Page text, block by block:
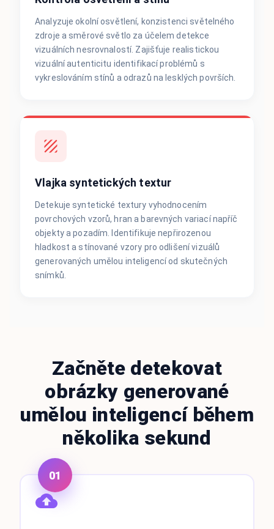
Analyzuje okolní osvětlení, konzistenci světelného
zdroje a směrové světlo za účelem detekce
vizuálních nesrovnalostí. Zajišťuje realistickou
vizuální autenticitu identifikací problémů s
vykreslováním stínů a odrazů na lesklých površích.
Vlajka syntetických textur
Detekuje syntetické textury vyhodnocením
povrchových vzorů, hran a barevných variací napříč
objekty a pozadím. Identifikuje nepřirozenou
hladkost a stínované vzory pro odlišení vizuálů
generovaných umělou inteligencí od skutečných
snímků.
Začněte detekovat
obrázky generované
umělou inteligencí během
několika sekund
01